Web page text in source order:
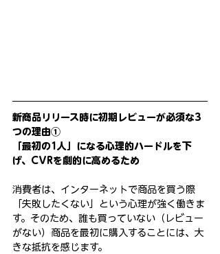
新商品リリース時に初期レビューが必須な3
つの理由①
「最初の1人」になる心理的ハードルを下
げ、CVRを劇的に高めるため
消費者は、インターネットで商品を買う際
「失敗したくない」という心理が強く働きま
す。そのため、誰も買っていない（レビュー
がない）商品を最初に購入することには、大
きな抵抗を感じます。